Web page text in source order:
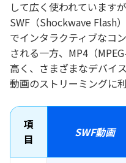
して広く使われています
SWF（Shockwave Flash
でインタラクティブなコ
される一方、MP4（
高く、さまざまなデバイ
動画のストリーミングに
項
目
SWF動画